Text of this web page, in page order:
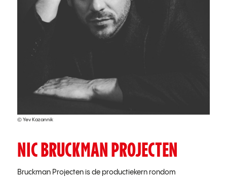
© Yev Kazannik
NIC BRUCKMAN PROJECTEN
Bruckman Projecten is de productiekern rondom